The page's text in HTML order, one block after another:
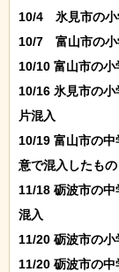
10/4　氷見市の
10/7　富山市の
10/10 富山市の
10/16 氷見市の
片混入
10/19 富山市の
意で混入したもの
11/18 砺波市の
混入
11/20 砺波市の
11/20 砺波市の中